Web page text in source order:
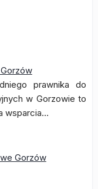
prawnika do
w Gorzowie to
wsparcia…
Gorzów